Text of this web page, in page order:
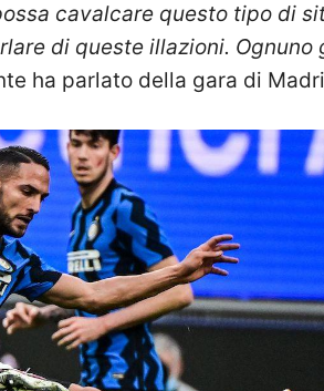
cavalcare questo tipo di
di queste illazioni. Ognuno
ha parlato della gara di